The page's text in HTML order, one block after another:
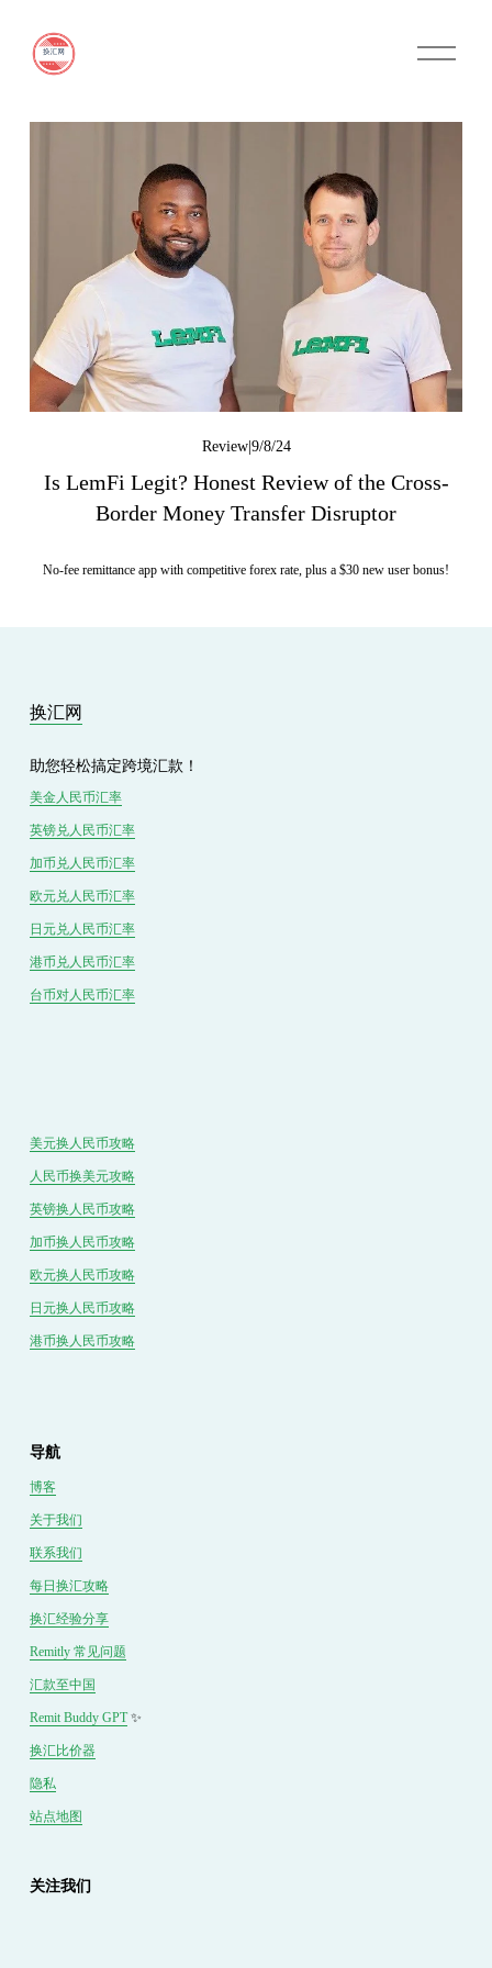
O
p
Review 9/8/24
Is LemFi Legit? Honest Review of the Cross-
Border Money Transfer Disruptor
No-fee remittance app with competitive forex rate, plus a $30 new user bonus!
换汇网
助您轻松搞定跨境汇款！
美金人民币汇率
英镑兑人民币汇率
加币兑人民币汇率
欧元兑人民币汇率
日元兑人民币汇率
港币兑人民币汇率
台币对人民币汇率
导航
博客
关于我们
联系我们
每日换汇攻略
换汇经验分享
Remitly 常见问题
汇款至中国
Remit Buddy GPT ✨
换汇比价器
隐私
站点地图
美元换人民币攻略
人民币换美元攻略
英镑换人民币攻略
加币换人民币攻略
欧元换人民币攻略
日元换人民币攻略
港币换人民币攻略
关注我们